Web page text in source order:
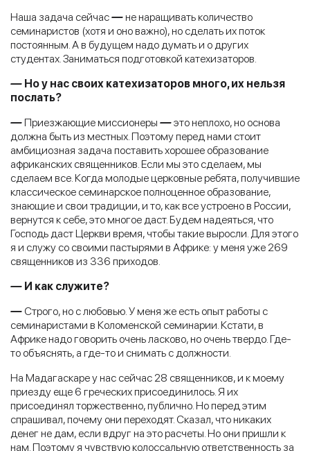
Наша задача сейчас—не наращивать количество
семинаристов (хотя и оно важно), но сделать их поток
постоянным. А в будущем надо думать и о других
студентах. Заниматься подготовкой катехизаторов.
— Но у нас своих катехизаторов много, их нельзя
послать?
—Приезжающие миссионеры —это неплохо, но основа
должна быть из местных. Поэтому перед нами стоит
амбициозная задача поставить хорошее образование
африканских священников. Если мы это сделаем, мы
сделаем все. Когда молодые церковные ребята, получившие
классическое семинарское полноценное образование,
знающие и свои традиции, и то, как все устроено в России,
вернутся к себе, это многое даст. Будем надеяться, что
Господь даст Церкви время, чтобы такие выросли. Для этого
я и служу со своими пастырями в Африке: у меня уже 269
священников из 336 приходов.
— И как служите?
— Строго, но с любовью. У меня же есть опыт работы с
семинаристами в Коломенской семинарии. Кстати, в
Африке надо говорить очень ласково, но очень твердо. Где-
то объяснять, а где-то и снимать с должности.
На Мадагаскаре у нас сейчас 28 священников, и к моему
приезду еще 6 греческих присоединилось. Я их
присоединял торжественно, публично. Но перед этим
спрашивал, почему они переходят. Сказал, что никаких
денег не дам, если вдруг на это расчеты. Но они пришли к
нам. Поэтому я чувствую колоссальную ответственность за